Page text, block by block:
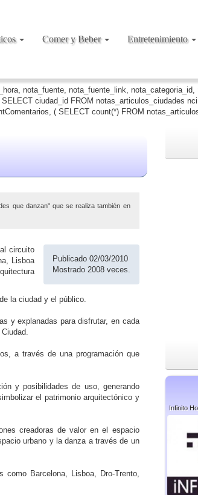
nota_fuente, nota_fuente_link,
ciudad_id FROM notas_articulos_ciudades
( SELECT count(*) FROM
Comer y Beber Entretenimiento
que danzan" que se realiza también en
Publicado 02/03/2010
Mostrado 2008 veces.
circuito
Lisboa
la ciudad y el público.
y explanadas para disfrutar, en cada
a través de una programación que
y posibilidades de uso, generando
el patrimonio arquitectónico y
creadoras de valor en el espacio
urbano y la danza a través de un
como Barcelona, Lisboa, Dro-Trento,
Infinito